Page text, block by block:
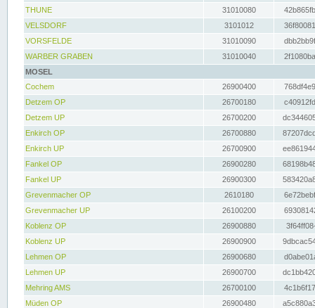
THUNE
31010080
VELSDORF
3101012
VORSFELDE
31010090
WARBER GRABEN
31010040
MOSEL
Cochem
26900400
Detzem OP
26700180
Detzem UP
26700200
Enkirch OP
26700880
Enkirch UP
26700900
Fankel OP
26900280
Fankel UP
26900300
Grevenmacher OP
2610180
Grevenmacher UP
26100200
Koblenz OP
26900880
Koblenz UP
26900900
Lehmen OP
26900680
Lehmen UP
26900700
Mehring AMS
26700100
Müden OP
26900480